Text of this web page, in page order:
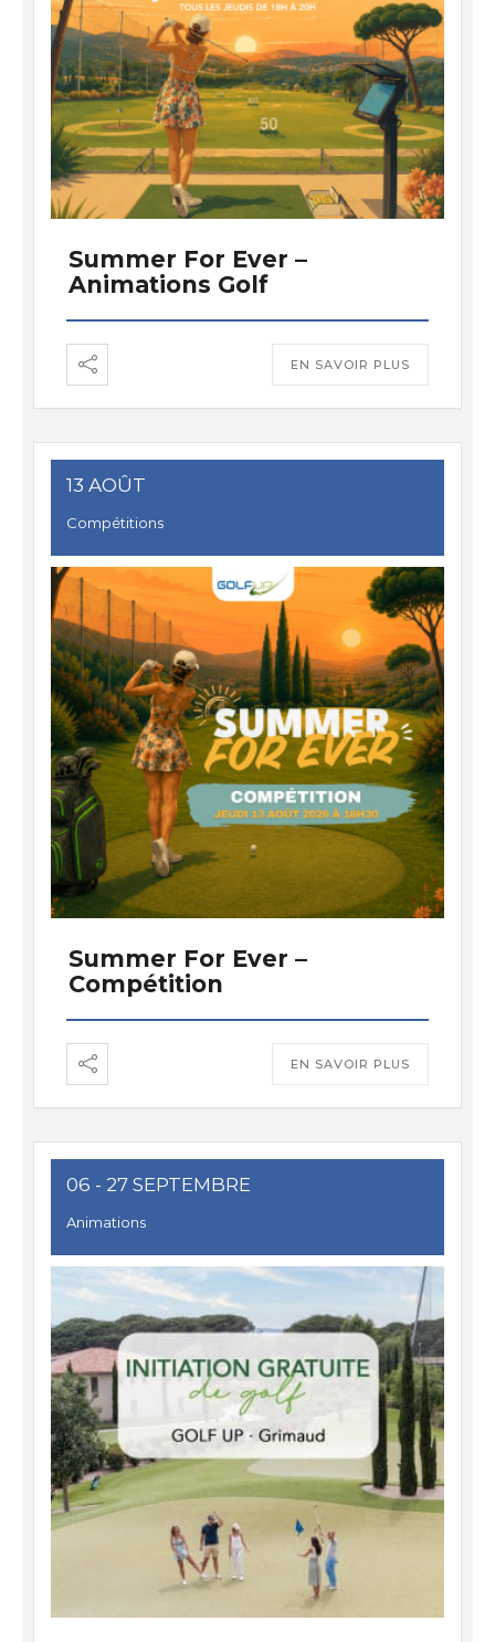
Summer For Ever –
Animations Golf
EN SAVOIR PLUS
13 AOÛT
Compétitions
Summer For Ever –
Compétition
EN SAVOIR PLUS
06 - 27 SEPTEMBRE
Animations